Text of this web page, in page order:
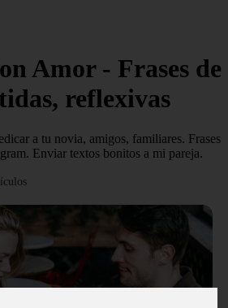
Amor - Frases de
reflexivas
a tu novia, amigos, familiares. Frases
Enviar textos bonitos a mi pareja.